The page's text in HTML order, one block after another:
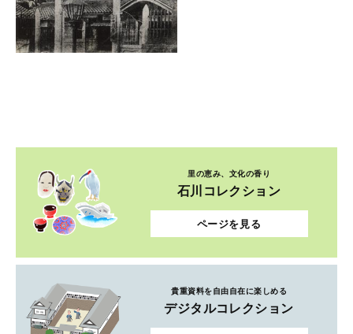
里の恵み、文化の香り
石川コレクション
ページを見る
貴重資料を自由自在に楽しめる
デジタルコレクション